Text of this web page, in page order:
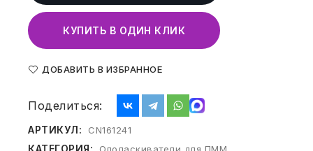
СРЕДСТВА ИНДИВИД. ЗАЩИТЫ
(СИЗ)
ТОВАРЫ ДЛЯ МЕДИЦИНЫ
КАНЦТОВАРЫ
КУПИТЬ В ОДИН КЛИК
ДОБАВИТЬ В ИЗБРАННОЕ
Поделиться:
АРТИКУЛ: CN161241
КАТЕГОРИЯ: